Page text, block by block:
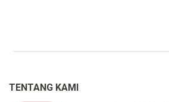
TENTANG KAMI